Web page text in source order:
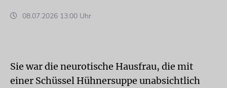
08.07.2026 13:00 Uhr
Sie war die neurotische Hausfrau, die mit
einer Schüssel Hühnersuppe unabsichtlich